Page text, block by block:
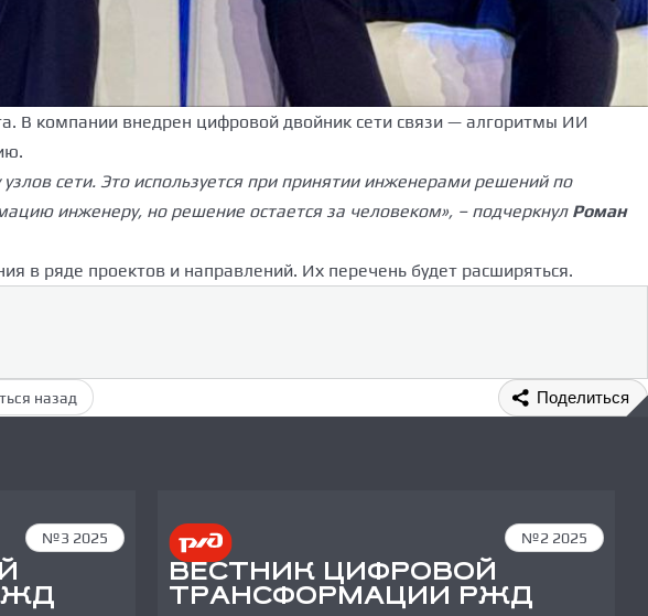
В компании внедрен цифровой двойник сети связи — алгоритмы ИИ
сети. Это используется при принятии инженерами решений по
инженеру, но решение остается за человеком», – подчеркнул Роман
в ряде проектов и направлений. Их перечень будет расширяться.
назад Поделиться
№3 2025 №2 2025
ВЕСТНИК ЦИФРОВОЙ
ТРАНСФОРМАЦИИ РЖД